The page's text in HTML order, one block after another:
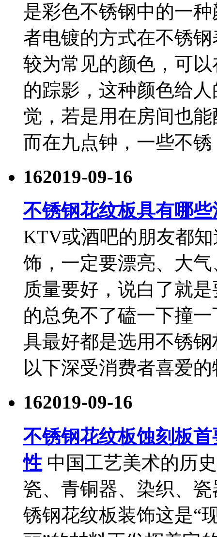
是彩色不锈钢中的一
者电镀的方式在不锈
较为常见的颜色，可
的踪影，这种颜色给
觉，若是用在房间也
而在九点钟，一些不锈
162019-09-16
不锈钢花纹板具有哪
KTV或酒吧的朋友都
饰，一定要漂亮、大
质量要好，说白了就
的总免不了磕一下撞
具最好都是选用不锈
以下深受消费者喜爱
162019-09-16
不锈钢花纹板蚀刻板
性 中国工艺美术的历
瓷、青铜器、染织、
锈钢花纹板装饰这是“